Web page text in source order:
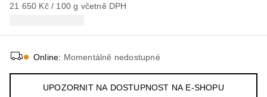
21 650 Kč / 100 g včetně DPH
Online: Momentálně nedostupné
UPOZORNIT NA DOSTUPNOST NA E-SHOPU